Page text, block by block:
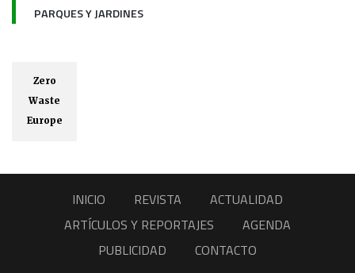
PARQUES Y JARDINES
Zero
Waste
Europe
INICIO REVISTA
ACTUALIDAD
ARTÍCULOS Y REPORTAJES
AGENDA
PUBLICIDAD
CONTACTO